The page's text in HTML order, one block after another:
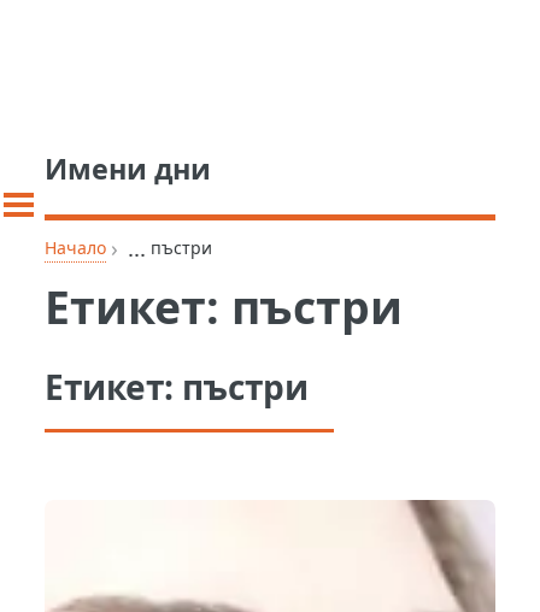
Имени дни
Начало › ... пъстри
Етикет: пъстри
Етикет: пъстри